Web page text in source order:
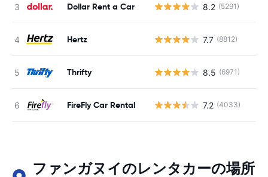
Dollar Rent a Car 8.2 (5291)
Hertz 7.7 (8812)
Thrifty 8.5 (6971)
FireFly Car Rental 7.2 (4033)
ファンガヌイのレンタカーの場所